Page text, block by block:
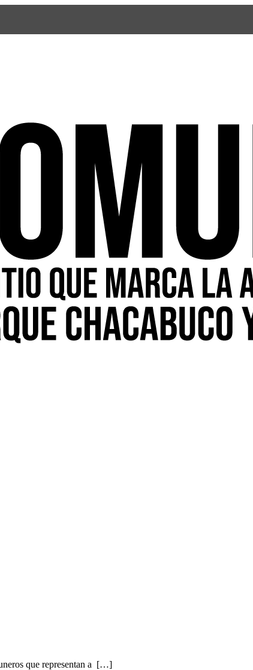
que representan a […]